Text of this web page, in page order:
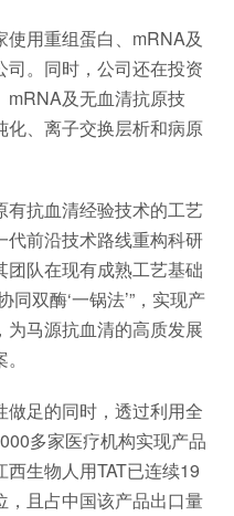
用重组蛋白、mRNA及
。同时，公司还在投资
mRNA及无血清抗原技
化、离子交换层析和病原
有抗血清经验技术的工艺
代前沿技术路线重构科研
队在现有成熟工艺基础
双酶‘一锅法’”，实现产
马源抗血清的高质发展
足的同时，透过利用全
多家医疗机构实现产品
生物人用TAT已连续19
，且占中国该产品出口量